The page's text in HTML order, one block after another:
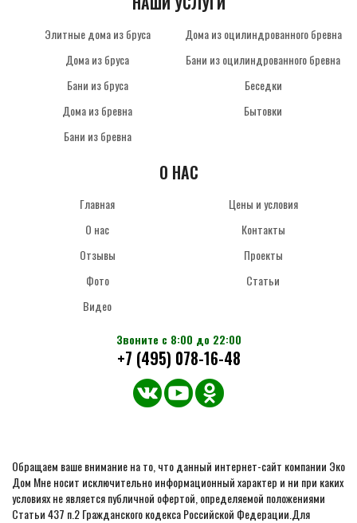
Элитные дома из бруса
Дома из бруса
Бани из бруса
Дома из бревна
Бани из бревна
Дома из оцилиндрованного бревна
Бани из оцилиндрованного бревна
Беседки
Бытовки
О НАС
Главная
О нас
Отзывы
Фото
Видео
Цены и условия
Контакты
Проекты
Статьи
Звоните с 8:00 до 22:00
+7 (495) 078-16-48
Обращаем ваше внимание на то, что данный интернет-сайт компании Эко
Дом Мне носит исключительно информационный характер и ни при каких
условиях не является публичной офертой, определяемой положениями
Статьи 437 п.2 Гражданского кодекса Российской Федерации.Для